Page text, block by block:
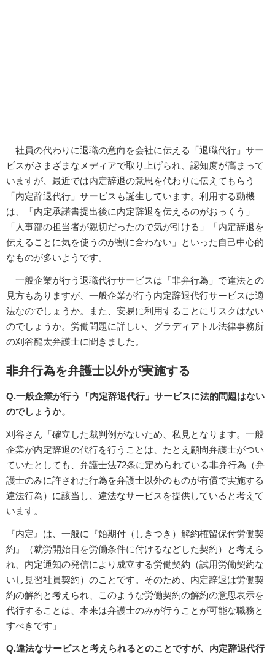
社員の代わりに退職の意向を会社に伝える「退職代行」サー
ビスがさまざまなメディアで取り上げられ、認知度が高まって
いますが、最近では内定辞退の意思を代わりに伝えてもらう
「内定辞退代行」サービスも誕生しています。利用する動機
は、「内定承諾書提出後に内定辞退を伝えるのがおっくう」
「人事部の担当者が親切だったので気が引ける」「内定辞退を
伝えることに気を使うのが割に合わない」といった自己中心的
なものが多いようです。
一般企業が行う退職代行サービスは「非弁行為」で違法との
見方もありますが、一般企業が行う内定辞退代行サービスは適
法なのでしょうか。また、安易に利用することにリスクはない
のでしょうか。労働問題に詳しい、グラディアトル法律事務所
の刈谷龍太弁護士に聞きました。
非弁行為を弁護士以外が実施する
Q.一般企業が行う「内定辞退代行」サービスに法的問題はない
のでしょうか。
刈谷さん「確立した裁判例がないため、私見となります。一般
企業が内定辞退の代行を行うことは、たとえ顧問弁護士がつい
ていたとしても、弁護士法72条に定められている非弁行為（弁
護士のみに許された行為を弁護士以外のものが有償で実施する
違法行為）に該当し、違法なサービスを提供していると考えて
います。
『内定』は、一般に『始期付（しきつき）解約権留保付労働契
約』（就労開始日を労働条件に付けるなどした契約）と考えら
れ、内定通知の発信により成立する労働契約（試用労働契約な
いし見習社員契約）のことです。そのため、内定辞退は労働契
約の解約と考えられ、このような労働契約の解約の意思表示を
代行することは、本来は弁護士のみが行うことが可能な職務と
すべきです」
Q.違法なサービスと考えられるとのことですが、内定辞退代行